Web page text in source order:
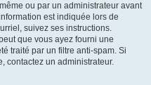
ou par un administrateur avant
est indiquée lors de
suivez ses instructions.
que vous ayez fourni une
traité par un filtre anti-spam. Si
contactez un administrateur.